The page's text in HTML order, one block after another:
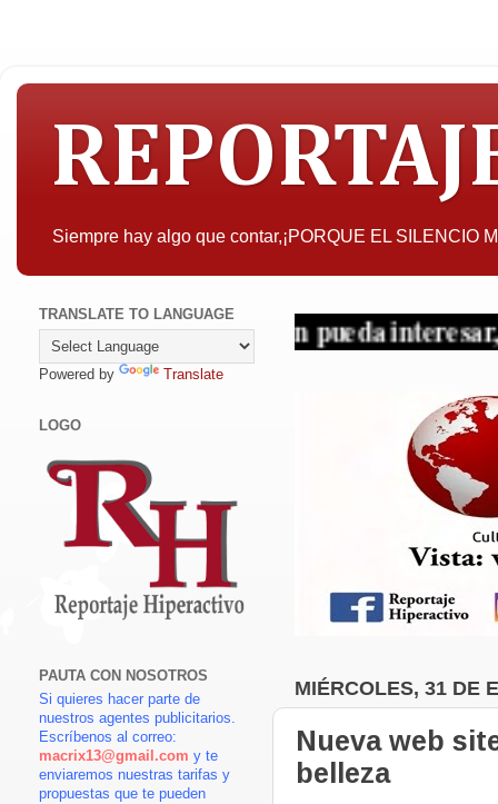
Siempre hay algo que contar,¡PORQUE EL SILENCIO
A quien pueda interesar, la
MIÉRCOLES, 31 DE
Nueva web
belleza
TRANSLATE TO LANGUAGE
Powered by Translate
LOGO
PAUTA CON NOSOTROS
Si quieres hacer parte de
nuestros agentes publicitarios.
Escríbenos al correo:
macrix13@gmail.com y te
enviaremos nuestras tarifas y
propuestas que te pueden